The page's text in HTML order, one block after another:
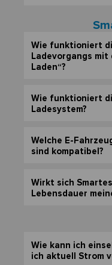
Wie funktioniert
Ladevorgangs mit
Laden“?
Wie funktioniert
Ladesystem?
Welche E-
sind kompatibel?
Wirkt sich
Lebensdauer
Wie kann ich
ich aktuell Strom